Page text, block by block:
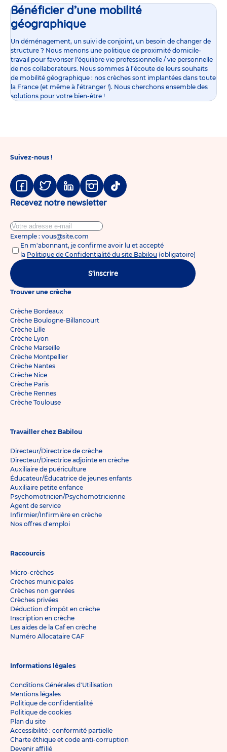
Bénéficier d’une mobilité
géographique
Un déménagement, un suivi de conjoint, un besoin de changer de
structure ? Nous menons une politique de proximité domicile-
travail pour favoriser l’équilibre vie professionnelle / vie personnelle
de nos collaborateurs. Nous sommes à l’écoute de leurs souhaits
de mobilité géographique : nos crèches sont implantées dans toute
la France (et même à l’étranger !). Nous cherchons ensemble des
solutions pour votre bien-être !
Suivez-nous !
Facebook
TwitterLinkedinInstagram
Tiktok
Recevez notre newsletter
Exemple : vous@site.com
En m'abonnant, je confirme avoir lu et accepté
la Politique de Confidentialité du site Babilou (obligatoire)
S'inscrire
Trouver une crèche
Crèche Bordeaux
Crèche Boulogne-Billancourt
Crèche Lille
Crèche Lyon
Crèche Marseille
Crèche Montpellier
Crèche Nantes
Crèche Nice
Crèche Paris
Crèche Rennes
Crèche Toulouse
Travailler chez Babilou
Directeur/Directrice de crèche
Directeur/Directrice adjointe en crèche
Auxiliaire de puériculture
Éducateur/Éducatrice de jeunes enfants
Auxiliaire petite enfance
Psychomotricien/Psychomotricienne
Agent de service
Infirmier/Infirmière en crèche
Nos offres d'emploi
Raccourcis
Micro-crèches
Crèches municipales
Crèches non genrées
Crèches privées
Déduction d'impôt en crèche
Inscription en crèche
Les aides de la Caf en crèche
Numéro Allocataire CAF
Informations légales
Conditions Générales d'Utilisation
Mentions légales
Politique de confidentialité
Politique de cookies
Plan du site
Accessibilité : conformité partielle
Charte éthique et code anti-corruption
Devenir affilié